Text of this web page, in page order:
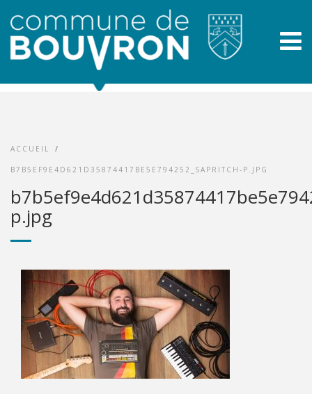
ACCUEIL /
B7B5EF9E4D621D35874417BE5E794252_SAPRITCH-P.JPG
p.jpg